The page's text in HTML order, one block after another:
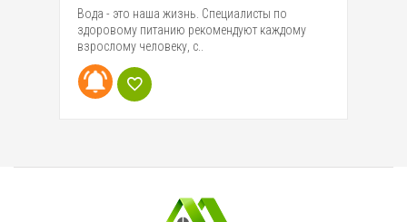
Вода - это наша жизнь. Специалисты по
здоровому питанию рекомендуют каждому
взрослому человеку, с..